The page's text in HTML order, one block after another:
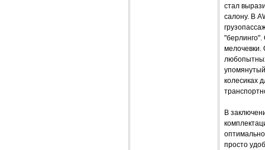
стал
салону. В
"берлинго".
мелочевки.
колесиках
В
просто